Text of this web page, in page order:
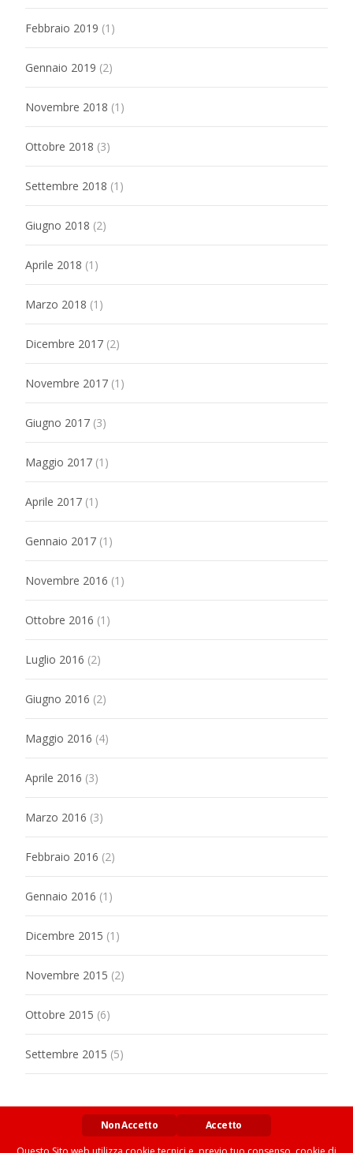
Febbraio 2019 (1)
Gennaio 2019 (2)
Novembre 2018 (1)
Ottobre 2018 (3)
Settembre 2018 (1)
Giugno 2018 (2)
Aprile 2018 (1)
Marzo 2018 (1)
Dicembre 2017 (2)
Novembre 2017 (1)
Giugno 2017 (3)
Maggio 2017 (1)
Aprile 2017 (1)
Gennaio 2017 (1)
Novembre 2016 (1)
Ottobre 2016 (1)
Luglio 2016 (2)
Giugno 2016 (2)
Maggio 2016 (4)
Aprile 2016 (3)
Marzo 2016 (3)
Febbraio 2016 (2)
Gennaio 2016 (1)
Dicembre 2015 (1)
Novembre 2015 (2)
Ottobre 2015 (6)
Settembre 2015 (5)
Non Accetto
Accetto